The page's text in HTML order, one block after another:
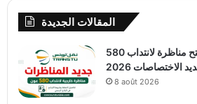
المقالات الجديدة
شركة النقل بتونس تفتح مناظرة لانتداب 580
الاختصاصات 2026
8 août 2026